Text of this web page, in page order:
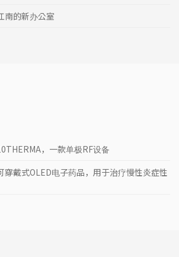
南的新办公室
，一款单极RF设备
穿戴式OLED电子药品，用于治疗慢性炎症性